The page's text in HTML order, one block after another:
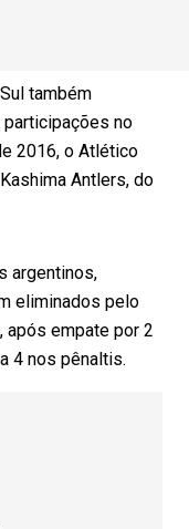
também
no
2016, o Atlético
Antlers, do
argentinos,
eliminados pelo
após empate por 2
4 nos pênaltis.